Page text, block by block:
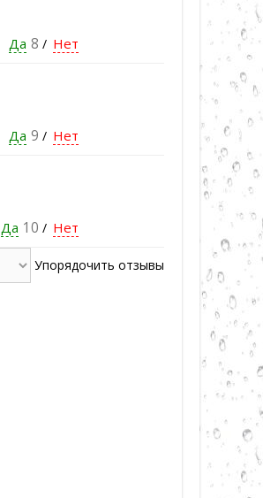
Да 8 / Нет
Да 9 / Нет
Да 10 / Нет
Упорядочить отзывы